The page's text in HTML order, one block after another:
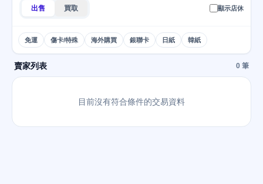
出售 買取 顯示店休
免運 傷卡/特殊 海外購買 銀聯卡 日紙 韓紙
賣家列表 0 筆
目前沒有符合條件的交易資料